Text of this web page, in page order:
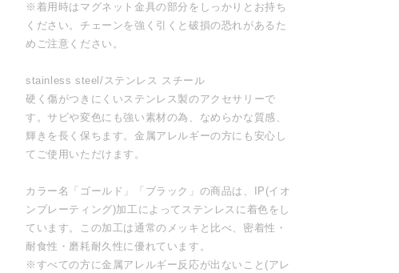
※着用時はマグネット金具の部分をしっかりとお持ち
ください。チェーンを強く引くと破損の恐れがあるた
めご注意ください。
stainless steel/ステンレス スチール
硬く傷がつきにくいステンレス製のアクセサリーで
す。サビや変色にも強い素材の為、なめらかな質感、
輝きを長く保ちます。金属アレルギーの方にも安心し
てご使用いただけます。
カラー名「ゴールド」「ブラック」の商品は、IP(イオ
ンプレーティング)加工によってステンレスに着色をし
ています。この加工は通常のメッキと比べ、密着性・
耐食性・磨耗耐久性に優れています。
※すべての方に金属アレルギー反応が出ないこと(アレ